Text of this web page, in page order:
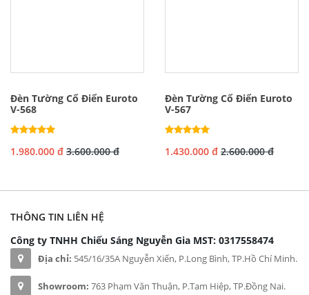
Đèn Tường Cổ Điển Euroto
V-568
1.980.000 đ 3.600.000 đ
Đèn Tường Cổ Điển Euroto
V-567
1.430.000 đ 2.600.000 đ
THÔNG TIN LIÊN HỆ
Công ty TNHH Chiếu Sáng Nguyễn Gia MST: 0317558474
Địa chỉ: 545/16/35A Nguyễn Xiển, P.Long Bình, TP.Hồ Chí Minh.
Showroom: 763 Phạm Văn Thuận, P.Tam Hiệp, TP.Đồng Nai.